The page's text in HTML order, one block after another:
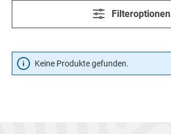
Filteroptionen
Keine Produkte gefunden.